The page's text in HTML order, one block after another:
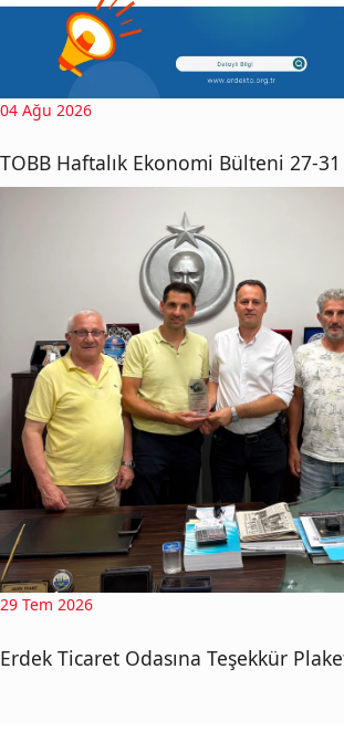
04 Ağu 2026
TOBB Haftalık Ekonomi Bülteni 27-
29 Tem 2026
Erdek Ticaret Odasına Teşekkür